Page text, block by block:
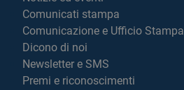
Comunicati stampa
Comunicazione e Ufficio Stampa
Dicono di noi
Newsletter e SMS
Premi e riconoscimenti